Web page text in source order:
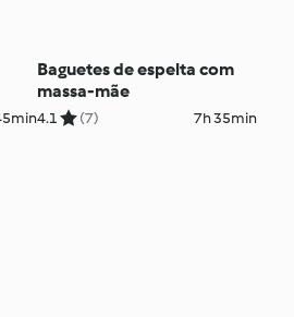
Baguetes de espelta com
massa-mãe
4.1 (7) 7h 35min